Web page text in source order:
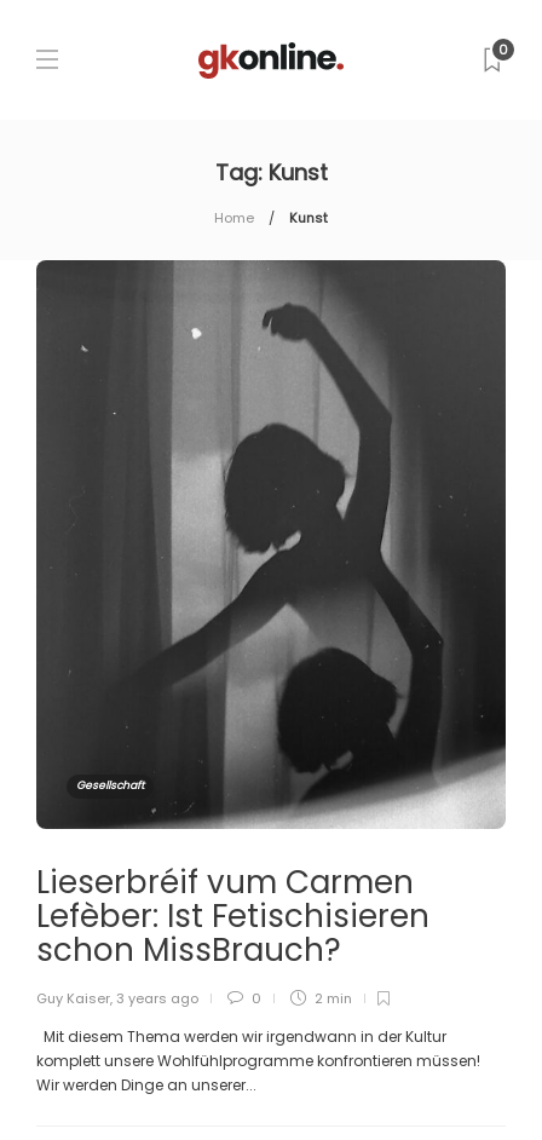
0
Tag: Kunst
Home Kunst
Gesellschaft
Lieserbréif vum Carmen
Lefèber: Ist Fetischisieren
schon MissBrauch?
Guy Kaiser, 3 years ago 0 2 min
Mit diesem Thema werden wir irgendwann in der Kultur
komplett unsere Wohlfühlprogramme konfrontieren müssen!
Wir werden Dinge an unserer...